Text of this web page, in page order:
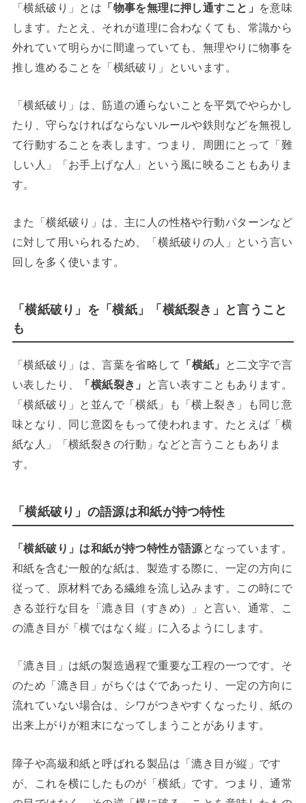
「横紙破り」とは 「物事を無理に押し通すこと」
を意味
します。たとえ、それが道理に合わなくても、常識から
外れていて明らかに間違っていても、無理やりに物事を
推し進めることを「横紙破り」といいます。
「横紙破り」は、筋道の通らないことを平気でやらかし
たり、守らなければならないルールや鉄則などを無視し
て行動することを表します。つまり、周囲にとって「難
しい人」「お手上げな人」という風に映ることもありま
す。
また「横紙破り」は、主に人の性格や行動パターンなど
に対して用いられるため、「横紙破りの人」という言い
回しを多く使います。
「横紙破り」を「横紙」「横紙裂き」と言うこと
も
「横紙破り」は、言葉を省略して 「横紙」
と二文字で言
い表したり、
「横紙裂き」
と言い表すこともあります。
「横紙破り」と並んで「横紙」も「横上裂き」も同じ意
味となり、同じ意図をもって使われます。たとえば「横
紙な人」「横紙裂きの行動」などと言うこともありま
す。
「横紙破り」の語源は和紙が持つ特性
「横紙破り」は和紙が持つ特性が語源となっています。
和紙を含む一般的な紙は、製造する際に、一定の方向に
従って、原材料である繊維を流し込みます。この時にで
きる並行な目を「漉き目（すきめ）」と言い、通常、こ
の漉き目が「横ではなく縦」に入るようにします。
「漉き目」は紙の製造過程で重要な工程の一つです。そ
のため「漉き目」がちぐはぐであったり、一定の方向に
流れていない場合は、シワがつきやすくなったり、紙の
出来上がりが粗末になってしまうことがあります。
障子や高級和紙と呼ばれる製品は「漉き目が縦」です
が、これを横にしたものが「横紙」です。つまり、通常